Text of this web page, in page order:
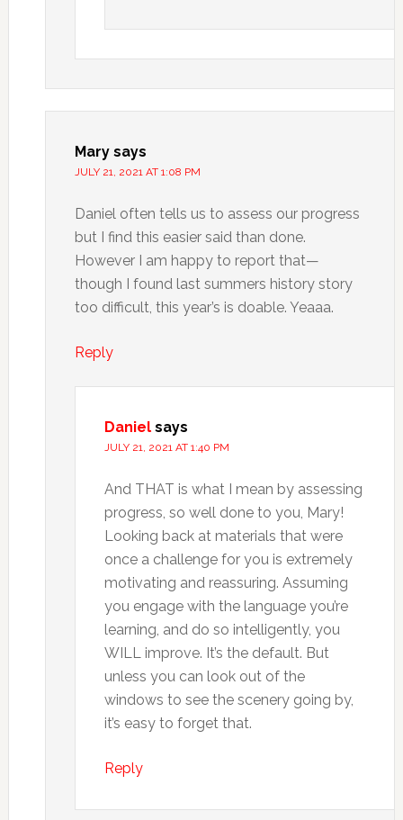
Mary says
JULY 21, 2021 AT 1:08 PM
Daniel often tells us to assess our progress
but I find this easier said than done.
However I am happy to report that—
though I found last summers history story
too difficult, this year’s is doable. Yeaaa.
Reply
Daniel says
JULY 21, 2021 AT 1:40 PM
And THAT is what I mean by assessing
progress, so well done to you, Mary!
Looking back at materials that were
once a challenge for you is extremely
motivating and reassuring. Assuming
you engage with the language you’re
learning, and do so intelligently, you
WILL improve. It’s the default. But
unless you can look out of the
windows to see the scenery going by,
it’s easy to forget that.
Reply